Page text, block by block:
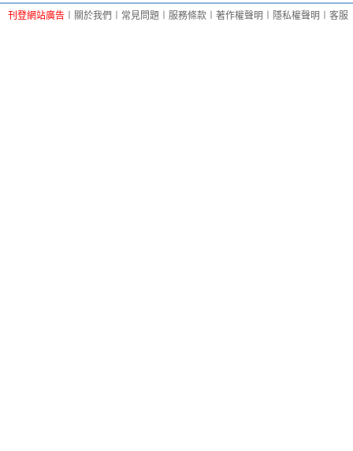
刊登網站廣告 關於我們 常見問題 服務條款 著作權聲明 隱私權聲明 客服